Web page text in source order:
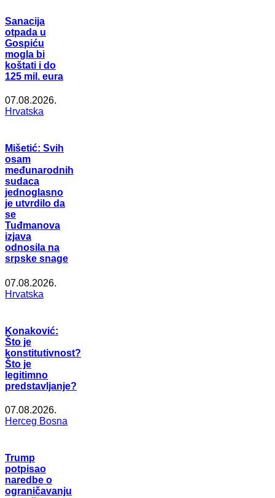
Sanacija
otpada u
Gospiću
mogla bi
koštati i do
125 mil. eura
07.08.2026.
Hrvatska
Mišetić: Svih
osam
međunarodnih
sudaca
jednoglasno
je utvrdilo da
se
Tuđmanova
izjava
odnosila na
srpske snage
07.08.2026.
Hrvatska
Konaković:
Što je
konstitutivnost?
Što je
legitimno
predstavljanje?
07.08.2026.
Herceg Bosna
Trump
potpisao
naredbe o
ograničavanju